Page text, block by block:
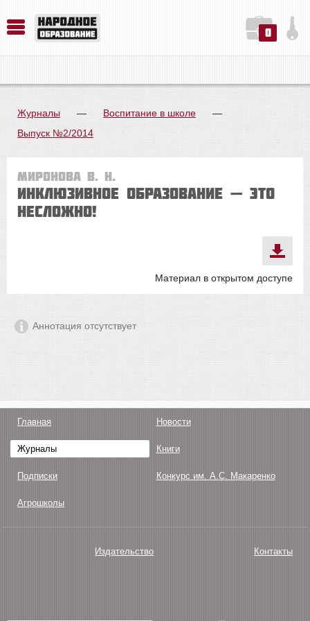
0
Журналы — Воспитание в школе
—
Выпуск №2/2014
Миронова В. Н.
Инклюзивное образование — это
несложно!
Материал в открытом доступе
Аннотация отсутствует
Главная Новости
Журналы Книги
Подписки Конкурс им. А.С. Макаренко
Агрошколы
Издательство Контакты